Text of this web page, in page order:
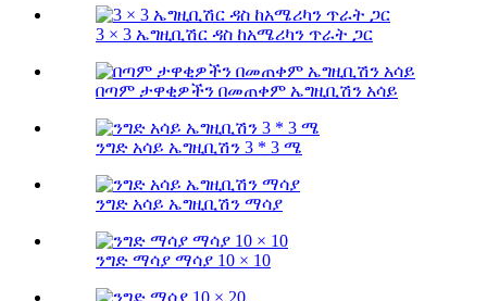
3 × 3 ኤግዚቢሽር ዳስ ከአሜሪካን ጥራት ጋር
በጣም ታዋቂዎችን በመጠቀም ኤግዚቢሽን አሳይ
ንግድ አሳይ ኤግዚቢሽን 3 * 3 ሜ
ንግድ አሳይ ኤግዚቢሽን ማሳያ
ንግድ ማሳያ ማሳያ 10 × 10